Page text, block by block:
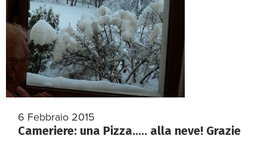
6 Febbraio 2015
Cameriere: una Pizza….. alla neve! Grazie